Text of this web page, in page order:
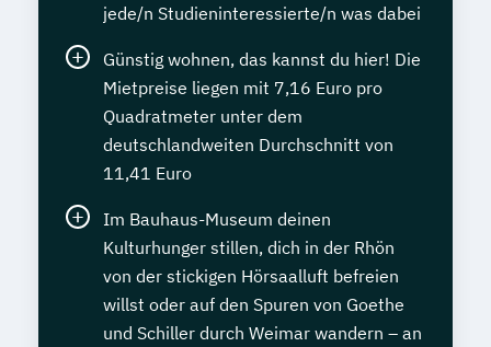
jede/n Studieninteressierte/n was dabei
Günstig wohnen, das kannst du hier! Die
Mietpreise liegen mit 7,16 Euro pro
Quadratmeter unter dem
deutschlandweiten Durchschnitt von
11,41 Euro
Im Bauhaus-Museum deinen
Kulturhunger stillen, dich in der Rhön
von der stickigen Hörsaalluft befreien
willst oder auf den Spuren von Goethe
und Schiller durch Weimar wandern – an